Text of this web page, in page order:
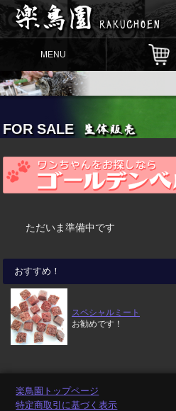
MENU
FOR SALE
ただいま準備中です
おすすめ！
スペシャルミート
お勧めです！
楽鳥園トップページ
特定商取引に基づく表示